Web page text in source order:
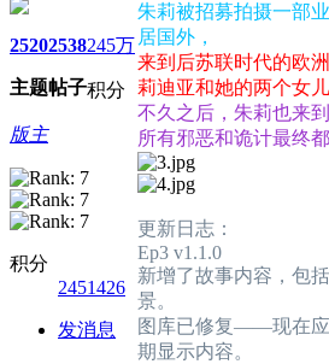
2520
主题
2538
帖子
245万
积分
版主
积分
2451426
发消息
朱莉被招募拍摄一部
居国外，
来到后苏联时代的欧
莉迪亚和她的两个女儿
不久之后，朱莉也来
所有邪恶和诡计最终
更新日志：
Ep3 v1.1.0
新增了故事内容，包
景。
图库已修复——现在
期显示内容。